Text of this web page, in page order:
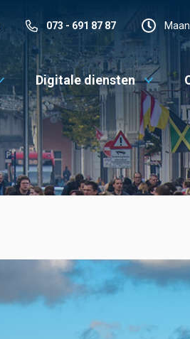
073 - 691 87 87
Digitale diensten